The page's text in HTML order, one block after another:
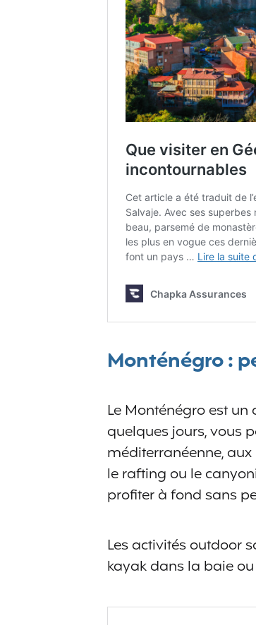
Monténégro :
Le Monténégro est
quelques jours, vous
méditerranéenne,
le rafting ou le
profiter à fond sans
Les activités outdoor
kayak dans la baie